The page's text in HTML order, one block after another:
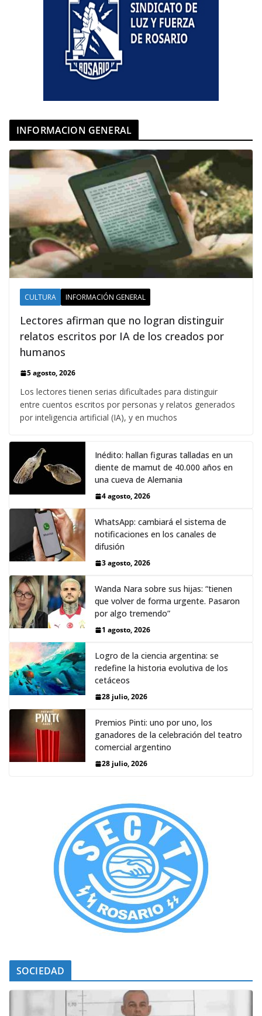
INFORMACION GENERAL
CULTURA INFORMACIÓN GENERAL
Lectores afirman que no logran distinguir
relatos escritos por IA de los creados por
humanos
5 agosto, 2026
Los lectores tienen serias dificultades para distinguir
entre cuentos escritos por personas y relatos generados
por inteligencia artificial (IA), y en muchos
Inédito: hallan figuras talladas en un
diente de mamut de 40.000 años en
una cueva de Alemania
4 agosto, 2026
WhatsApp: cambiará el sistema de
notificaciones en los canales de
difusión
3 agosto, 2026
Wanda Nara sobre sus hijas: “tienen
que volver de forma urgente. Pasaron
por algo tremendo”
1 agosto, 2026
Logro de la ciencia argentina: se
redefine la historia evolutiva de los
cetáceos
28 julio, 2026
Premios Pinti: uno por uno, los
ganadores de la celebración del teatro
comercial argentino
28 julio, 2026
SOCIEDAD